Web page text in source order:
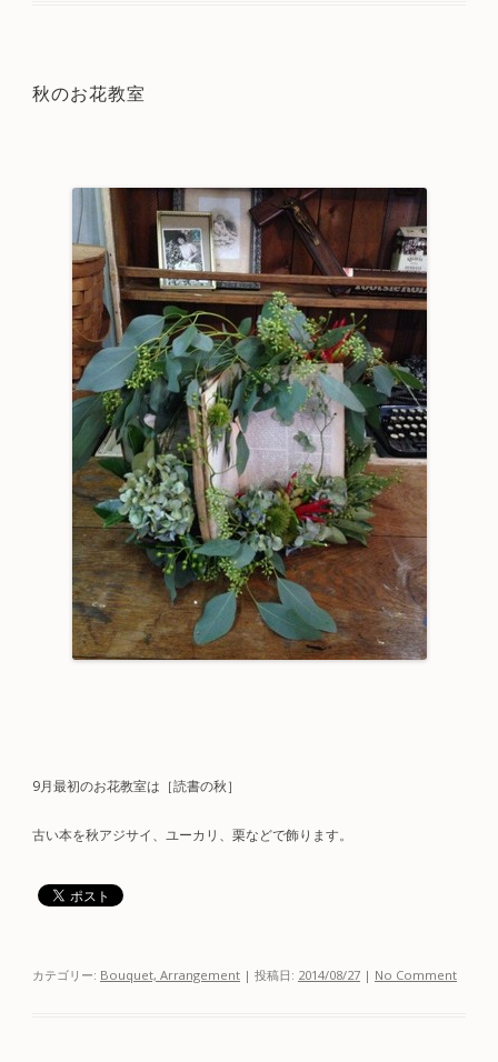
秋のお花教室
9月最初のお花教室は［読書の秋］
古い本を秋アジサイ、ユーカリ、栗などで飾ります。
カテゴリー: Bouquet, Arrangement | 投稿日: 2014/08/27 | No Comment